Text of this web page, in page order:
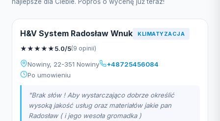
H&V System Radosław Wnuk KLIMATYZACJA
★★★★★5.0/5(9 opinii)
Nowiny, 22-351 Nowiny
+48725456084
Po umowieniu
"Brak słów ! Aby wystarczająco dobrze określić
wysoką jakość usług oraz materiałów jakie pan
Radosław ( i jego wesoła gromadka )